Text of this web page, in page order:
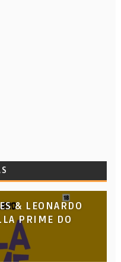
& LEONARDO
PRIME DO